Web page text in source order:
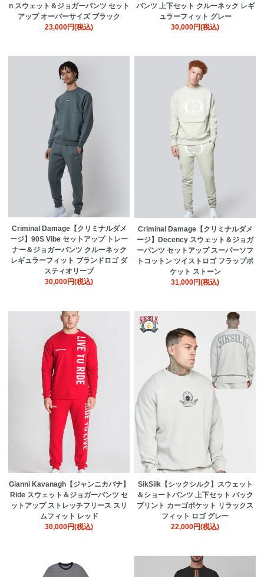
n スウェット＆ジョガーパンツ セット
アップ オーバーサイズ ブラック
23,000円(税込)
パンツ 上下セット クルーネック レギ
ュラーフィット グレー
30,000円(税込)
Criminal Damage【クリミナルダメ
ージ】90S Vibe セットアップ トレー
ナー＆ジョガーパンツ クルーネック
レギュラーフィット ブランドロゴ ダ
スティオリーブ
30,000円(税込)
Criminal Damage【クリミナルダメ
ージ】Decency スウェット＆ジョガ
ーパンツ セットアップ スーパーソフ
トコットン ツイストロゴ フラップポ
ケット ストーン
31,000円(税込)
Gianni Kavanagh【ジャンニカバナ】
Ride スウェット＆ジョガーパンツ セ
ットアップ ストレッチフリース スリ
ムフィット レッド
30,000円(税込)
SikSilk【シックシルク】スウェット
＆ショートパンツ 上下セット バック
プリント カーゴポケット リラックス
フィット ロゴ グレー
22,000円(税込)